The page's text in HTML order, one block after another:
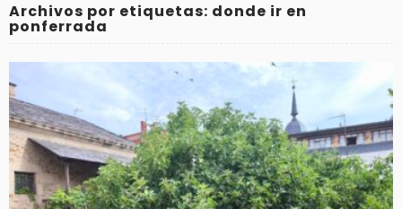
Archivos por etiquetas: donde ir en
ponferrada